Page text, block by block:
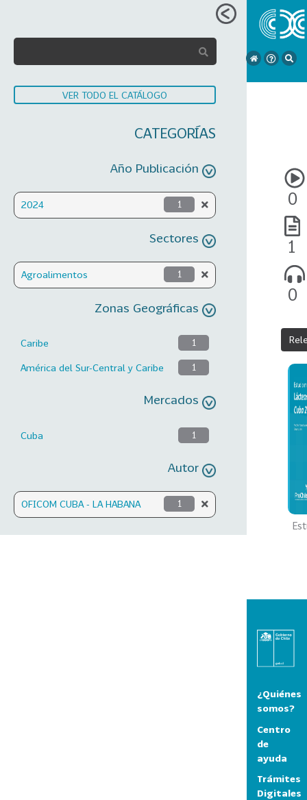
VER TODO EL CATÁLOGO
CATEGORÍAS
Año Publicación
2024 1
Sectores
Agroalimentos 1
Zonas Geográficas
Caribe 1
América del Sur-Central y Caribe 1
Mercados
Cuba 1
Autor
OFICOM CUBA - LA HABANA 1
0
1
0
¿Quiénes
somos?
Centro
de
ayuda
Trámites
Digitales